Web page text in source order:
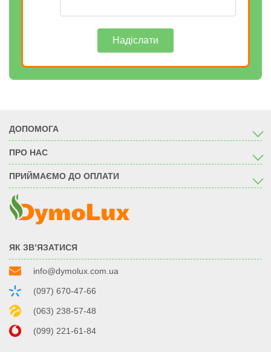
Надіслати
ДОПОМОГА
ПРО НАС
ПРИЙМАЄМО ДО ОПЛАТИ
ЯК ЗВ’ЯЗАТИСЯ
info@dymolux.com.ua
(097) 670-47-66
(063) 238-57-48
(099) 221-61-84